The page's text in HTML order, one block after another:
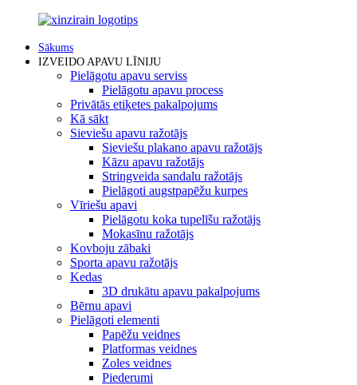
Sākums
IZVEIDO APAVU LĪNIJU
Pielāgotu apavu serviss
Pielāgotu apavu process
Privātās etiķetes pakalpojums
Kā sākt
Sieviešu apavu ražotājs
Sieviešu plakano apavu ražotājs
Kāzu apavu ražotājs
Stringveida sandalu ražotājs
Pielāgoti augstpapēžu kurpes
Vīriešu apavi
Pielāgotu koka tupelīšu ražotājs
Mokasīnu ražotājs
Kovboju zābaki
Sporta apavu ražotājs
Kedas
3D drukātu apavu pakalpojums
Bērnu apavi
Pielāgoti elementi
Papēžu veidnes
Platformas veidnes
Zoles veidnes
Piederumi